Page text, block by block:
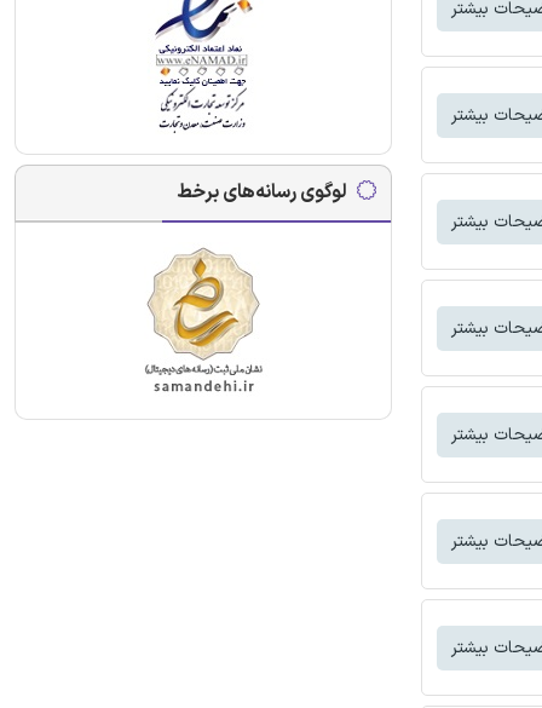
بیشتر
بیشتر
بیشتر
بیشتر
بیشتر
بیشتر
بیشتر
لوگوی رسانه‌های برخط